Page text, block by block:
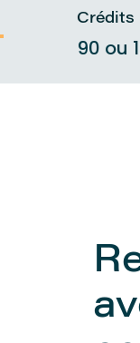
Crédits
90 ou